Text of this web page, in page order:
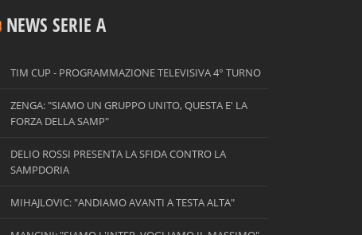
NEWS SERIE A
TIM CUP - PROGRAMMAZIONE TELEVISIVA 4° TURNO
ZENGA: "SIAMO UN GRUPPO UNITO, QUESTA E' LA
FORZA DELLA SAMP"
DELIO ROSSI PRESENTA LA SFIDA CONTRO LA
SAMPDORIA
MIHAJLOVIC: "ANDIAMO AVANTI A TESTA ALTA"